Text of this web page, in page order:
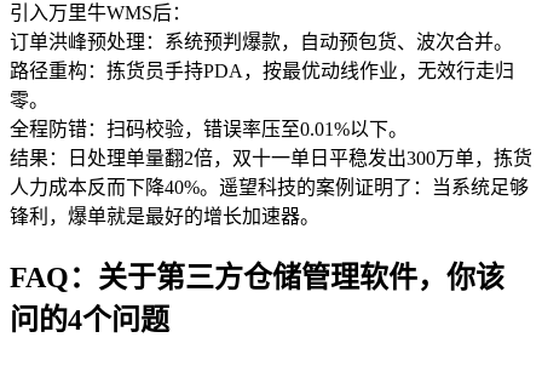
引入万里牛WMS后：
订单洪峰预处理：系统预判爆款，自动预包货、波次合并。
路径重构：拣货员手持PDA，按最优动线作业，无效行走归
零。
全程防错：扫码校验，错误率压至0.01%以下。
结果：日处理单量翻2倍，双十一单日平稳发出300万单，拣货
人力成本反而下降40%。遥望科技的案例证明了：当系统足够
锋利，爆单就是最好的增长加速器。
FAQ：关于第三方仓储管理软件，你该
问的4个问题